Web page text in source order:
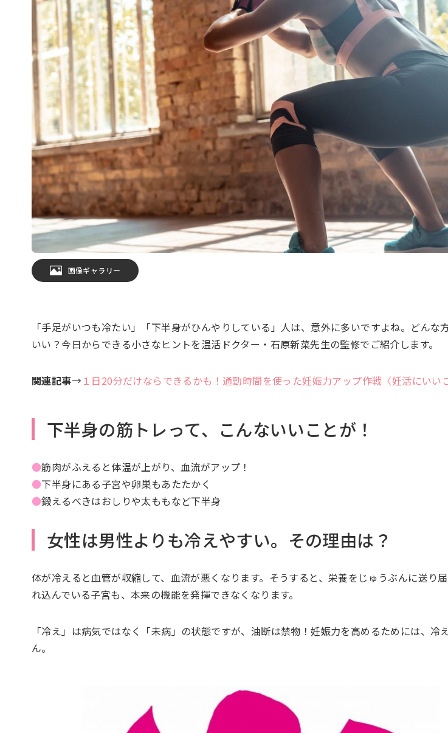
画像ギャラリー
「手足がいつも冷たい」「下半身がひんやりしている」人は、意外に多いですよね。どんな
いい？今日からできる小さなヒントを温活ドクター・石原新菜先生の監修でご紹介します。
関連記事→ １日20分だけならできるかも！通勤時間を使った妊娠力アップ作戦〈妊活にいい
下半身の筋トレって、こんないいことが！
●筋肉がふえると体温が上がり、血流がアップ！
●下半身にある子宮や卵巣もあたたかく
●鍛えるべきはおしりや太ももなど下半身
女性は男性よりも冷えやすい。その理由は？
体が冷えると血管が収縮して、血流が悪くなります。そうすると、栄養をじゅうぶんに送り
れ込んでいる子宮も、本来の機能を発揮できなくなります。
「冷え」は病気ではなく「未病」の状態ですが、油断は禁物！妊娠力を高めるためには、冷
ん。